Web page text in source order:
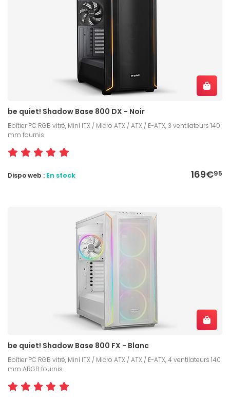
be quiet! Shadow Base 800 DX - Noir
Boîtier PC RGB vitré, Mini ITX / Micro ATX / ATX / E-ATX, 3 ventilateurs 140
mm fournis
169€95
Dispo web : En stock
be quiet! Shadow Base 800 FX - Blanc
Boîtier PC RGB vitré, Mini ITX / Micro ATX / ATX / E-ATX, 4 ventilateurs 140
mm ARGB fournis